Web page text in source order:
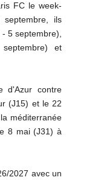
FC le week-
ils
5 septembre),
et
d'Azur contre
(J15) et le 22
méditerranée
8 mai (J31) à
2027 avec un